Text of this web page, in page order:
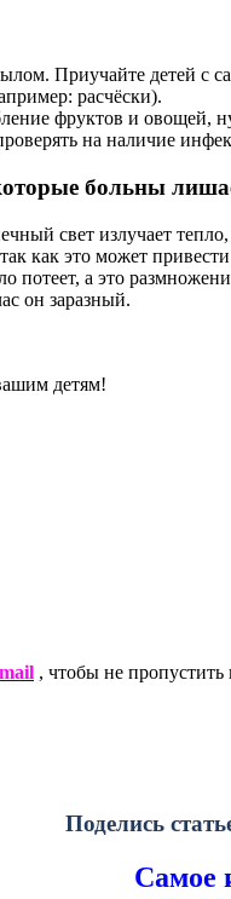
Приучайте детей с
расчёски).
фруктов и овощей,
на наличие
больны
свет излучает
как это может
потеет, а это
он заразный.
детям!
, чтобы не
Поделись
Самое